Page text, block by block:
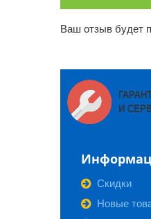
Ваш отзыв будет
И
Скидки
Новые